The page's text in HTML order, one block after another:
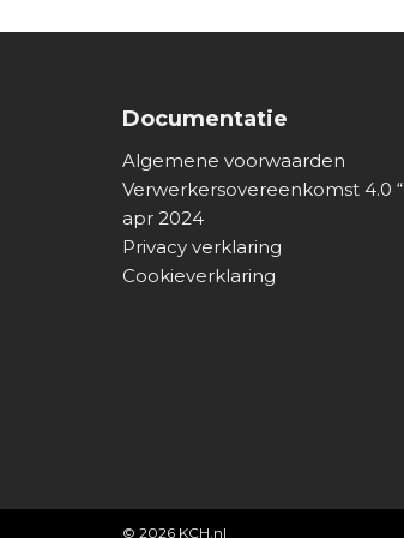
Documentatie
Algemene voorwaarden
Verwerkersovereenkomst 4.0 “
apr 2024
Privacy verklaring
Cookieverklaring
© 2026 KCH.nl